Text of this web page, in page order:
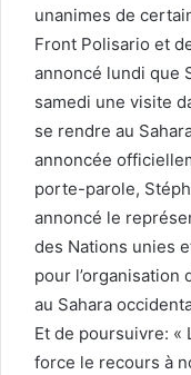
unanimes de
Front Polisario et
annoncé lundi que
samedi une visite
se rendre au
annoncée
porte-parole,
annoncé le
des Nations unies
pour l’organisation
au Sahara
Et de poursuivre: «
force le recours à